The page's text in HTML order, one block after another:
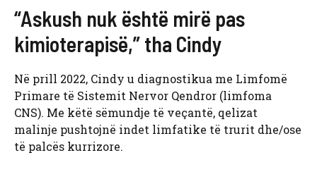
“Askush nuk është mirë pas
kimioterapisë,” tha Cindy
Në prill 2022, Cindy u diagnostikua me Limfomë
Primare të Sistemit Nervor Qendror (limfoma
CNS). Me këtë sëmundje të veçantë, qelizat
malinje pushtojnë indet limfatike të trurit dhe/ose
të palcës kurrizore.